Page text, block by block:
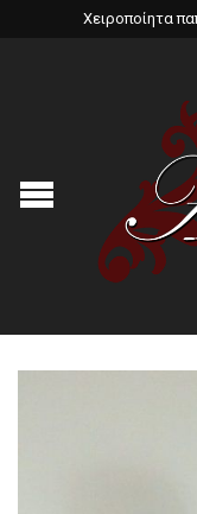
Χειροποίητα